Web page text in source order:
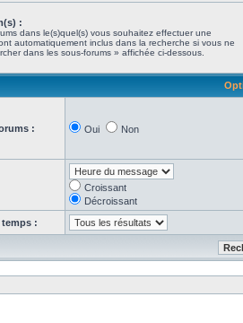
:
dans le(s)quel(s) vous souhaitez effectuer une
automatiquement inclus dans la recherche si vous ne
dans les sous-forums » affichée ci-dessous.
: Oui Non
Croissant
Décroissant
: